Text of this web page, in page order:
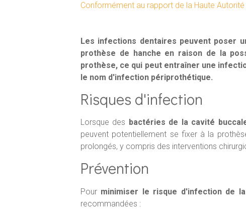
Conformément au rapport de la Haute
Les infections dentaires peuvent poser
prothèse de hanche en raison de la
prothèse, ce qui peut entraîner une
le nom d'infection périprothétique.
Risques d'infection
Lorsque des bactéries de la cavité
peuvent potentiellement se fixer à la
prolongés, y compris des interventions
Prévention
Pour minimiser le risque d'infection de
recommandées :